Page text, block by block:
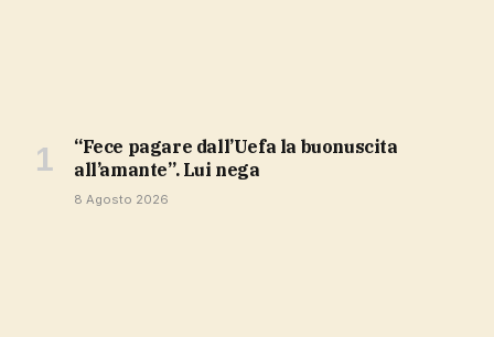
“Fece pagare dall’Uefa la buonuscita
all’amante”. Lui nega
8 Agosto 2026